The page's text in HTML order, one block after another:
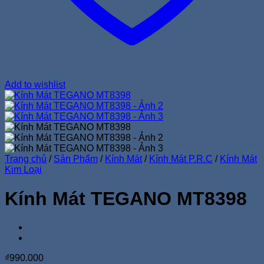
Add to wishlist
Trang chủ / Sản Phẩm / Kính Mát / Kính Mát P.R.C / Kính Mát
Kim Loại
Kính Mát TEGANO MT8398
₫990.000